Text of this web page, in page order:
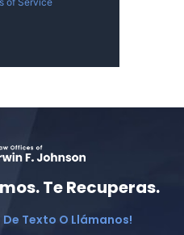
Te Recuperas.
De Texto O Llámanos!